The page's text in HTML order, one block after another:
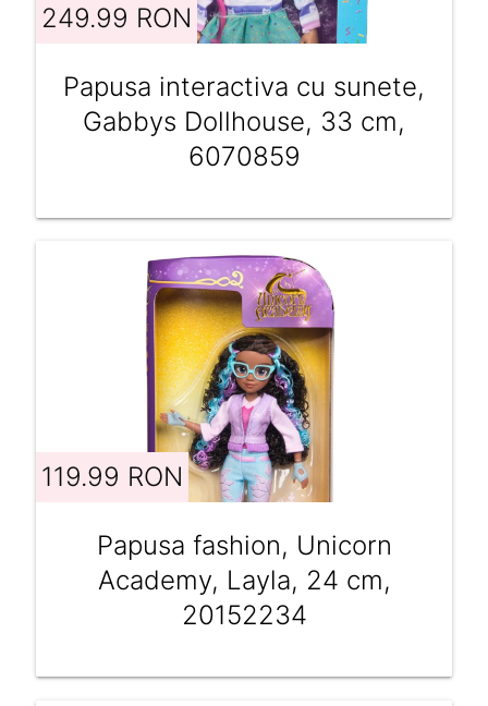
249.99 RON
Papusa interactiva cu sunete,
Gabbys Dollhouse, 33 cm,
6070859
119.99 RON
Papusa fashion, Unicorn
Academy, Layla, 24 cm,
20152234